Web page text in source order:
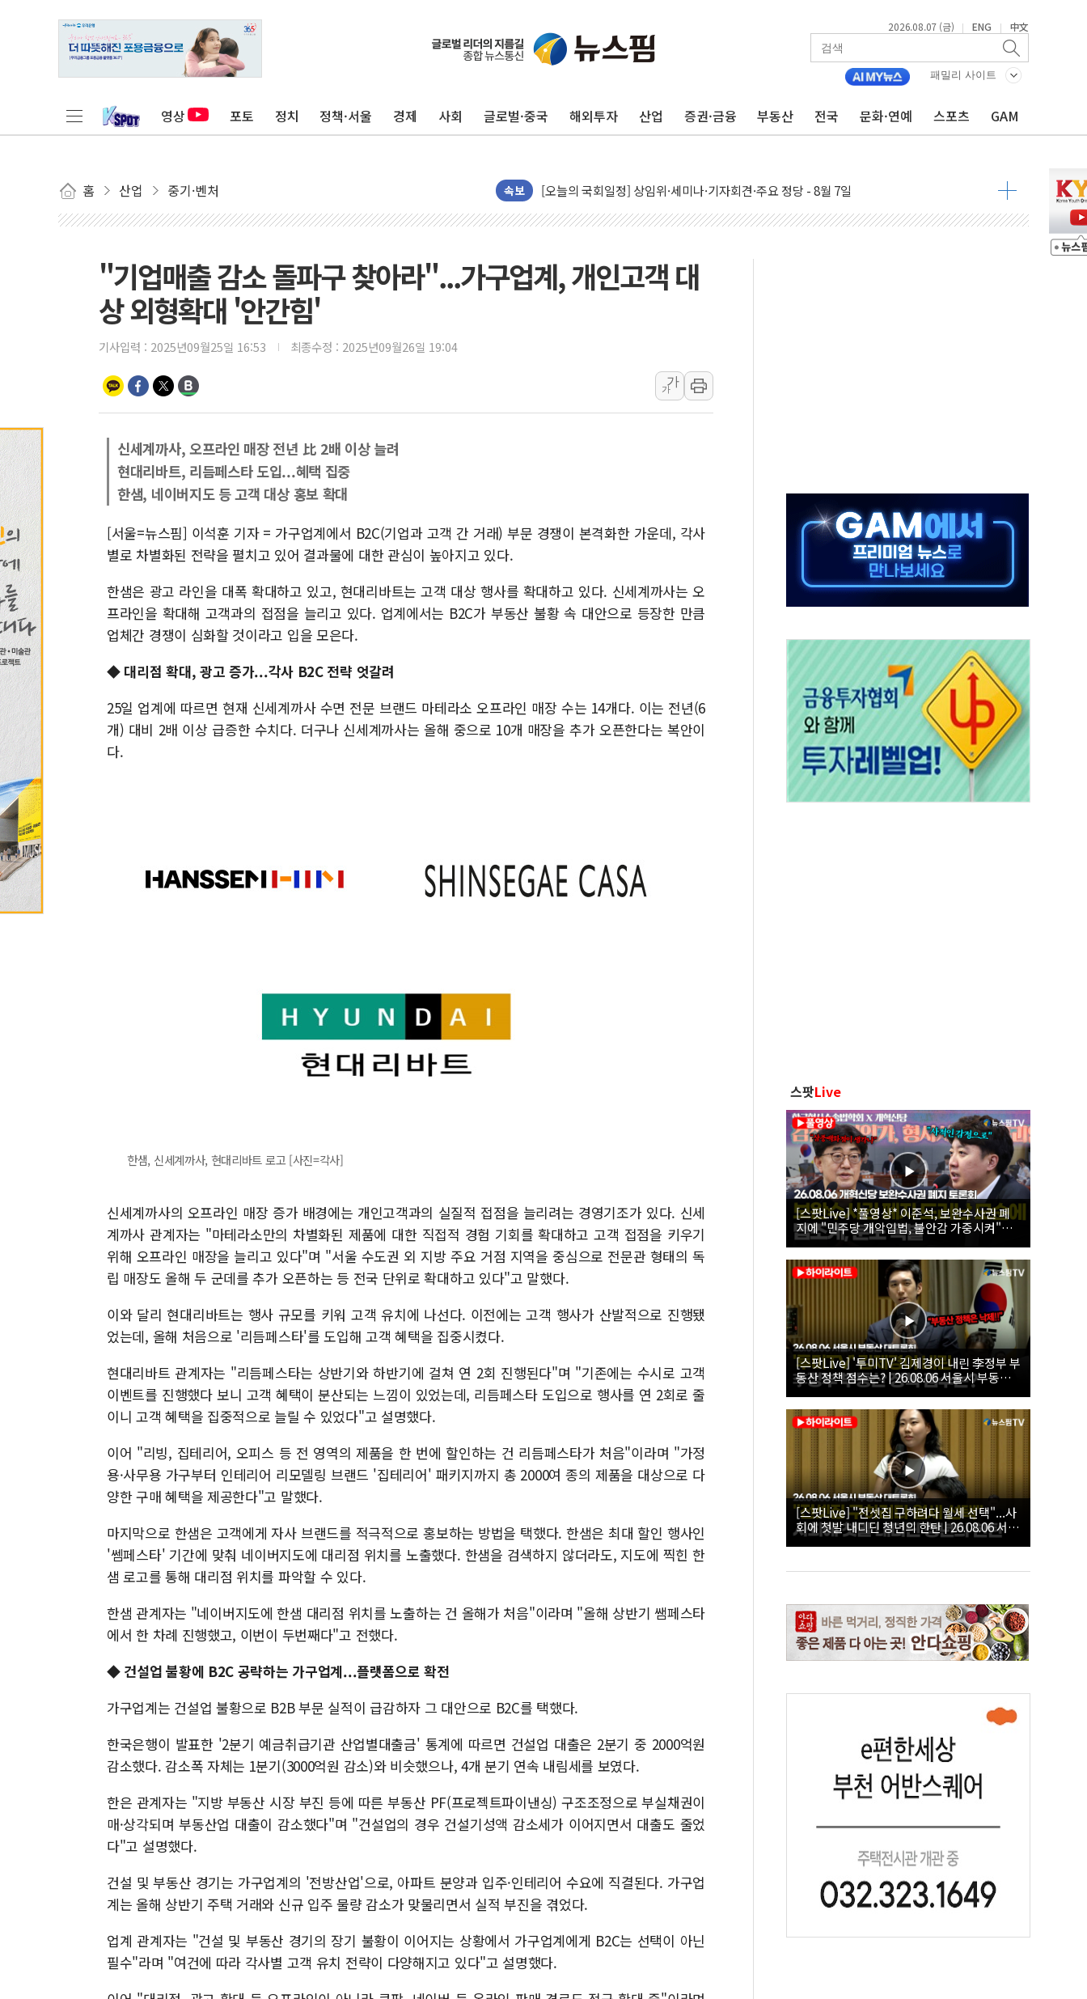
2026.08.07 (금) | ENG | 中文
패밀리 사이트
영상 포토 정치 정책·서울 경제 사회 글로벌·중국 해외투자 산업 증권·금융 부동산 전국 문화·연예 스포츠 GAM
홈 산업 중기·벤처 속보
뉴욕증시, 유가·금리 부담에 하락…다우 5거래일 랠리 '마침표'
이란, 오만과 호르무즈 해협 재개방 합의 막바지.."美와 직접 협상 없어"
[민주 당권주자 일정] 송영길·정청래·김민석 후보 - 8월 7일
李대통령, 오늘 부동산 정책 점검 2차 회의…주택 공급 대책 막바지 조율할 듯
이란, 美·이스라엘 선박 호르무즈 통항 제한 추진…美 "통행 막을 권한 없어"
유럽증시, 견조한 실적 소화하며 대부분 상승… "2분기 기업 순이익 21% 증가" 전망
구광모, 내주 실리콘밸리서 젠슨 황 재회…로봇·AI 데이터센터·모빌리티 구체화
뉴욕증시 개장 전 특징주...모더나·아이온큐·도어대시↑ VS 샌디스크·피그마·앱러빈↓
청와대, 북한 단거리 탄도미사일 발사에 긴급 안보 점검회의
금값 7주 만에 최고…美 고용 둔화·호르무즈 재개방 기대에 강세
'월가의 황제' 다이먼 "금융시장 레버리지 위험수위…숨은 차입이 더 큰 변수"
양주 섬유염색공장서 화재 1명 중상…대응 1단계 진압 중
"기업매출 감소 돌파구 찾아라"...가구업계, 개인고객 대
상 외형확대 '안간힘'
기사입력 : 2025년09월25일 16:53 최종수정 : 2025년09월26일 19:04
가
가
신세계까사, 오프라인 매장 전년 比 2배 이상 늘려
현대리바트, 리듬페스타 도입...혜택 집중
한샘, 네이버지도 등 고객 대상 홍보 확대
[서울=뉴스핌] 이석훈 기자 = 가구업계에서 B2C(기업과 고객 간 거래) 부문 경쟁이 본격화한 가운데, 각사
별로 차별화된 전략을 펼치고 있어 결과물에 대한 관심이 높아지고 있다.
한샘은 광고 라인을 대폭 확대하고 있고, 현대리바트는 고객 대상 행사를 확대하고 있다. 신세계까사는 오
프라인을 확대해 고객과의 접점을 늘리고 있다. 업계에서는 B2C가 부동산 불황 속 대안으로 등장한 만큼
업체간 경쟁이 심화할 것이라고 입을 모은다.
◆ 대리점 확대, 광고 증가...각사 B2C 전략 엇갈려
25일 업계에 따르면 현재 신세계까사 수면 전문 브랜드 마테라소 오프라인 매장 수는 14개다. 이는 전년(6
개) 대비 2배 이상 급증한 수치다. 더구나 신세계까사는 올해 중으로 10개 매장을 추가 오픈한다는 복안이
다.
한샘, 신세계까사, 현대리바트 로고 [사진=각사]
신세계까사의 오프라인 매장 증가 배경에는 개인고객과의 실질적 접점을 늘리려는 경영기조가 있다. 신세
계까사 관계자는 "마테라소만의 차별화된 제품에 대한 직접적 경험 기회를 확대하고 고객 접점을 키우기
위해 오프라인 매장을 늘리고 있다"며 "서울 수도권 외 지방 주요 거점 지역을 중심으로 전문관 형태의 독
립 매장도 올해 두 군데를 추가 오픈하는 등 전국 단위로 확대하고 있다"고 말했다.
이와 달리 현대리바트는 행사 규모를 키워 고객 유치에 나선다. 이전에는 고객 행사가 산발적으로 진행됐
었는데, 올해 처음으로 '리듬페스타'를 도입해 고객 혜택을 집중시켰다.
현대리바트 관계자는 "리듬페스타는 상반기와 하반기에 걸쳐 연 2회 진행된다"며 "기존에는 수시로 고객
이벤트를 진행했다 보니 고객 혜택이 분산되는 느낌이 있었는데, 리듬페스타 도입으로 행사를 연 2회로 줄
이니 고객 혜택을 집중적으로 늘릴 수 있었다"고 설명했다.
이어 "리빙, 집테리어, 오피스 등 전 영역의 제품을 한 번에 할인하는 건 리듬페스타가 처음"이라며 "가정
용·사무용 가구부터 인테리어 리모델링 브랜드 '집테리어' 패키지까지 총 2000여 종의 제품을 대상으로 다
양한 구매 혜택을 제공한다"고 말했다.
마지막으로 한샘은 고객에게 자사 브랜드를 적극적으로 홍보하는 방법을 택했다. 한샘은 최대 할인 행사인
'쎔페스타' 기간에 맞춰 네이버지도에 대리점 위치를 노출했다. 한샘을 검색하지 않더라도, 지도에 찍힌 한
샘 로고를 통해 대리점 위치를 파악할 수 있다.
한샘 관계자는 "네이버지도에 한샘 대리점 위치를 노출하는 건 올해가 처음"이라며 "올해 상반기 쌤페스타
에서 한 차례 진행했고, 이번이 두번째다"고 전했다.
◆ 건설업 불황에 B2C 공략하는 가구업계...플랫폼으로 확전
가구업계는 건설업 불황으로 B2B 부문 실적이 급감하자 그 대안으로 B2C를 택했다.
한국은행이 발표한 '2분기 예금취급기관 산업별대출금' 통계에 따르면 건설업 대출은 2분기 중 2000억원
감소했다. 감소폭 자체는 1분기(3000억원 감소)와 비슷했으나, 4개 분기 연속 내림세를 보였다.
한은 관계자는 "지방 부동산 시장 부진 등에 따른 부동산 PF(프로젝트파이낸싱) 구조조정으로 부실채권이
매·상각되며 부동산업 대출이 감소했다"며 "건설업의 경우 건설기성액 감소세가 이어지면서 대출도 줄었
다"고 설명했다.
건설 및 부동산 경기는 가구업계의 '전방산업'으로, 아파트 분양과 입주·인테리어 수요에 직결된다. 가구업
계는 올해 상반기 주택 거래와 신규 입주 물량 감소가 맞물리면서 실적 부진을 겪었다.
업계 관계자는 "건설 및 부동산 경기의 장기 불황이 이어지는 상황에서 가구업계에게 B2C는 선택이 아닌
필수"라며 "여건에 따라 각사별 고객 유치 전략이 다양해지고 있다"고 설명했다.
스팟Live
[스팟Live] *풀영상* 이준석, 보완수사권 폐
지에 "민주당 개악입법, 불안감 가중시켜"｜
26.08.06 개혁신당 보완수사권 폐지 토론회
[스팟Live] '투미TV' 김제경이 내린 李정부 부
동산 정책 점수는? | 26.08.06 서울시 부동산
대토론회
[스팟Live] "전셋집 구하려다 월세 선택"...사
회에 첫발 내디딘 청년의 한탄 | 26.08.06 서울
시 부동산 대토론회